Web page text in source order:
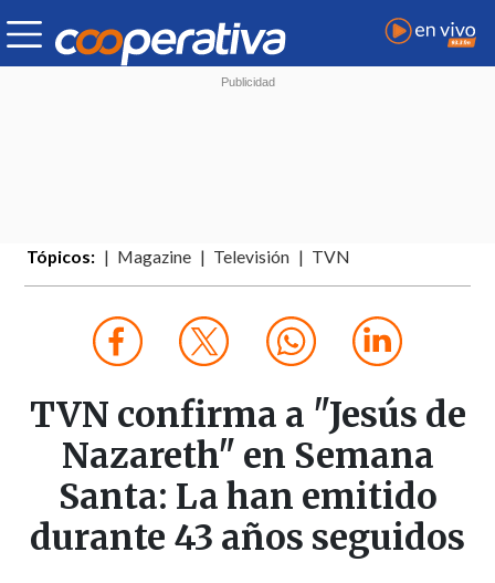
Tópicos: Magazine Televisión TVN
TVN confirma a "Jesús de
Nazareth" en Semana
Santa: La han emitido
durante 43 años seguidos